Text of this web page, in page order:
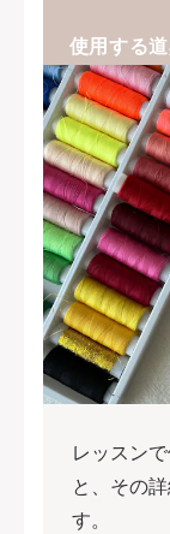
使用する
レッスン
と、その
す。